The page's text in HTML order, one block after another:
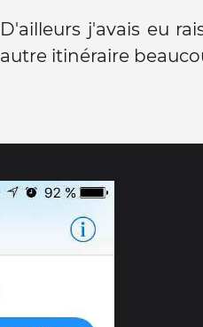
D'ailleurs j'avais eu
autre itinéraire